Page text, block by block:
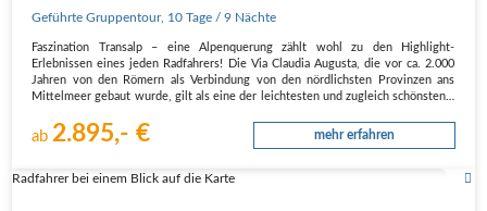
Geführte Gruppentour, 10 Tage / 9 Nächte
Faszination Transalp – eine Alpenquerung zählt wohl zu den Highlight-
Erlebnissen eines jeden Radfahrers! Die Via Claudia Augusta, die vor ca. 2.000
Jahren von den Römern als Verbindung von den nördlichsten Provinzen ans
Mittelmeer gebaut wurde, gilt als eine der leichtesten und zugleich schönsten…
ab 2.895,- € mehr erfahren
Radfahrer bei einem Blick auf die Karte